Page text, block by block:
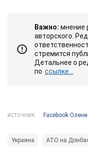
Важно: мнение
авторского.
стремится
Детальнее о
по ссылке...
ИСТОЧНИК: Facebook
Украина АТО на